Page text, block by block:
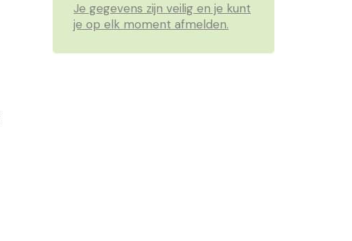
Je gegevens zijn veilig en je kunt
je op elk moment afmelden.